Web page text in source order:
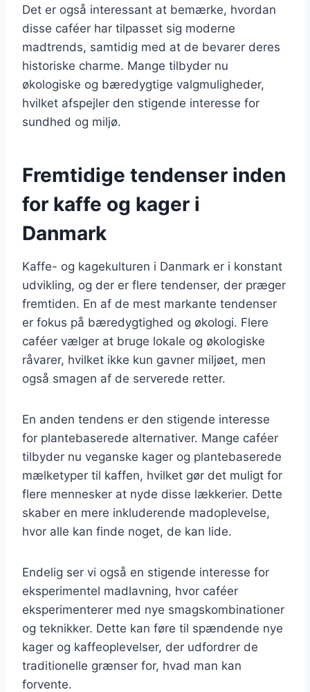
Det er også interessant at bemærke, hvordan
disse caféer har tilpasset sig moderne
madtrends, samtidig med at de bevarer deres
historiske charme. Mange tilbyder nu
økologiske og bæredygtige valgmuligheder,
hvilket afspejler den stigende interesse for
sundhed og miljø.
Fremtidige tendenser inden
for kaffe og kager i
Danmark
Kaffe- og kagekulturen i Danmark er i konstant
udvikling, og der er flere tendenser, der præger
fremtiden. En af de mest markante tendenser
er fokus på bæredygtighed og økologi. Flere
caféer vælger at bruge lokale og økologiske
råvarer, hvilket ikke kun gavner miljøet, men
også smagen af de serverede retter.
En anden tendens er den stigende interesse
for plantebaserede alternativer. Mange caféer
tilbyder nu veganske kager og plantebaserede
mælketyper til kaffen, hvilket gør det muligt for
flere mennesker at nyde disse lækkerier. Dette
skaber en mere inkluderende madoplevelse,
hvor alle kan finde noget, de kan lide.
Endelig ser vi også en stigende interesse for
eksperimentel madlavning, hvor caféer
eksperimenterer med nye smagskombinationer
og teknikker. Dette kan føre til spændende nye
kager og kaffeoplevelser, der udfordrer de
traditionelle grænser for, hvad man kan
forvente.